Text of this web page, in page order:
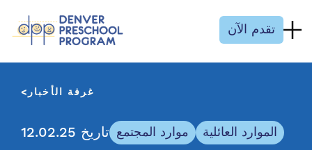
تقدم الآن
غرفة الأخبار
تاريخ 12.02.25 موارد المجتمع الموارد العائلية